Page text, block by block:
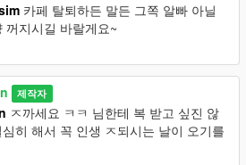
카페 탈퇴하든 말든 그쪽 알빠 아닐
꺼지시길 바랄게요~
제작자
ㅈ까세요 ㅋㅋ 님한테 복 받고 싶진 않
히 해서 꼭 인생 ㅈ되시는 날이 오기를